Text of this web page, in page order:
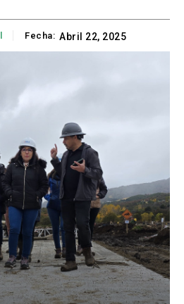
Fecha: Abril 22, 2025